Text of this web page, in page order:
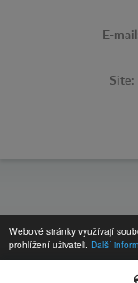
Webové stránky využívají
prohlížení uživateli. Další
E-
Site: